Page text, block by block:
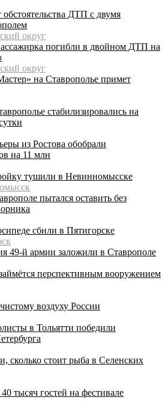
обстоятельства ДТП с двумя
округ
погибли в двойном ДТП на
округ
на Ставрополье примет
стабилизировались на
из Ростова обобрали
на 11 млн
тушили в Невинномысске
пытался оставить без
сбили в Пятигорске
49-й армии заложили в Ставрополе
перспективным вооружением
воздуху России
в Тольятти победили
сколько стоит рыба в Селенских
тысяч гостей на фестивале